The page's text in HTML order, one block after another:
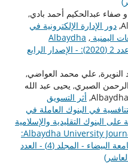
تيسير أحمد فرحان السريحي1 و صفاء عبدالحكيم أحمد بادي,
دور الإدارة الإلكترونية في
اليمنية ,
Albaydha
University Journal: مجلد 2 عدد 2 (2020): - الإصدار الرابع
النويرة, علي محمد العواضي,
الصبري, يحيى عبد الله
أثر التسويق
في البنوك العاملة في
على البنوك التقليدية والإسلامية
Albaydha University Journal:
مجلد 4 عدد 2 (2022): مجلة جامعة البيضاء - المجلد (4) - العدد